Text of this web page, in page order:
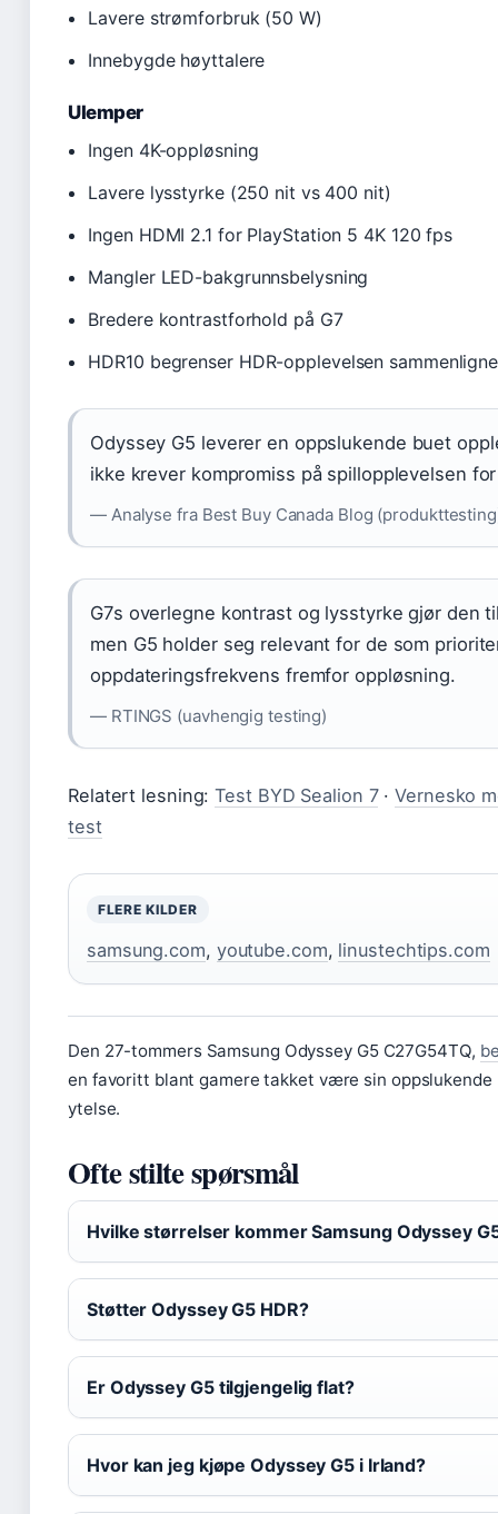
Lavere strømforbruk (50 W)
Innebygde høyttalere
Ulemper
Ingen 4K-oppløsning
Lavere lysstyrke (250 nit vs 400 nit)
Ingen HDMI 2.1 for PlayStation 5 4K 120 fps
Mangler LED-bakgrunnsbelysning
Bredere kontrastforhold på G7
HDR10 begrenser HDR-opplevelsen
Odyssey G5 leverer en oppslukende buet
ikke krever kompromiss på spillopplevelsen
— Analyse fra Best Buy Canada Blog
G7s overlegne kontrast og lysstyrke gjør den
men G5 holder seg relevant for de som
oppdateringsfrekvens fremfor oppløsning.
— RTINGS (uavhengig testing)
Relatert lesning:Test BYD Sealion 7·Vernesko
test
FLERE KILDER
samsung.com, youtube.com, linustechtips.com
Den 27-tommers Samsung Odyssey G5 C27G54TQ,
en favoritt blant gamere takket være sin oppslukende
ytelse.
Ofte stilte spørsmål
Hvilke størrelser kommer Samsung Odyssey
Støtter Odyssey G5 HDR?
Er Odyssey G5 tilgjengelig flat?
Hvor kan jeg kjøpe Odyssey G5 i Irland?